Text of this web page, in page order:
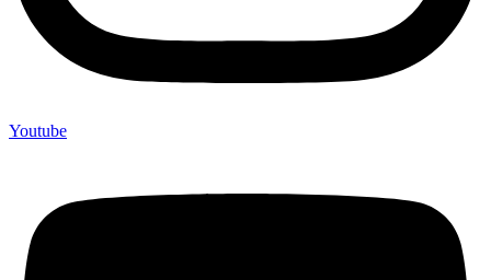
Youtube